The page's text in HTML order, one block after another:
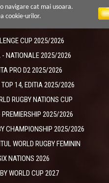
navigare cat mai usoara.
cookie-urilor.
CUP 2025/2026
- NATIONALE 2025/2026
PRO D2 2025/2026
14, EDITIA 2025/2026
RUGBY NATIONS CUP
2025/2026
CHAMPIONSHIP 2025/2026
WORLD RUGBY FEMININ
NATIONS 2026
WORLD CUP 2027